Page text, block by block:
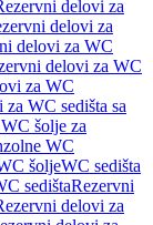
delovi za
delovi za
delovi za WC
delovi za WC
za WC
WC sedišta sa
šolje za
WC
šoljeWC sedišta
sedištaRezervni
delovi za